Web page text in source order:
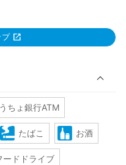
ちょ銀行ATM
たばこ お酒
ードドライブ